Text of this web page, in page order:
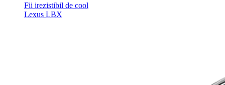
Fii irezistibil de cool
Lexus LBX